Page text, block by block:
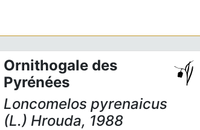
Ornithogale des
Pyrénées
Loncomelos pyrenaicus
(L.) Hrouda, 1988